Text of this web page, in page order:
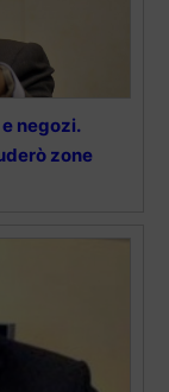
negozi.
zone